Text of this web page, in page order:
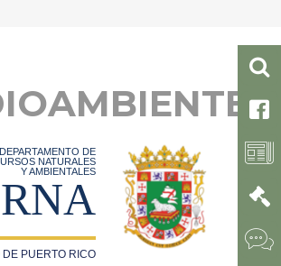
DEPARTAMENTO DE
NATURALES
Y AMBIENTALES
DE PUERTO RICO